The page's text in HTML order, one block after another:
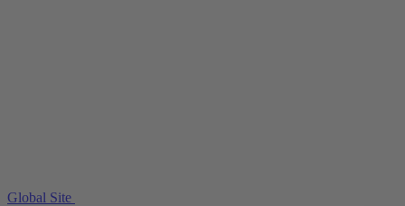
Global Site